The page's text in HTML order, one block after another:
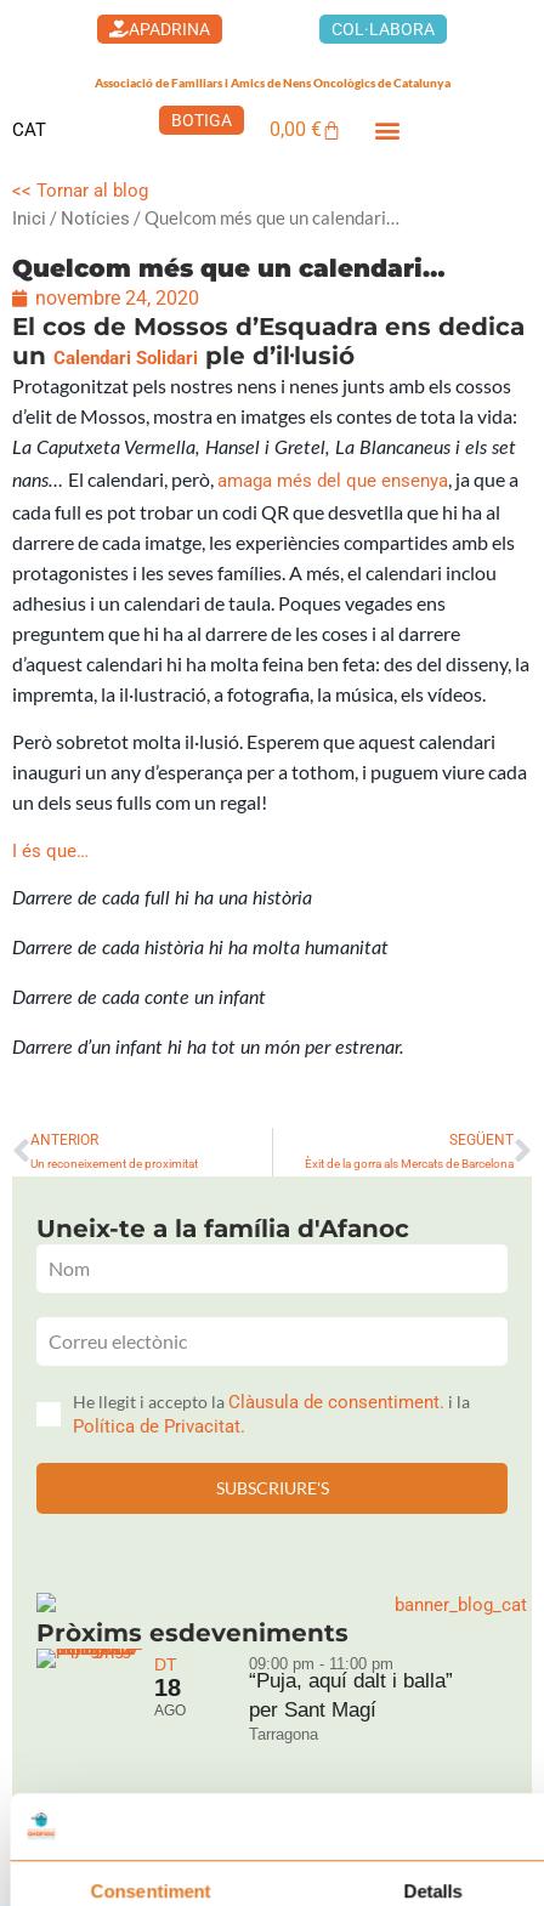
Consentiment Detalls
APADRINA COL·LABORA
Associació de Familiars i Amics de Nens Oncològics de Catalunya
CAT BOTIGA 0,00€Cistella
<< Tornar al blog
Inici / Notícies / Quelcom més que un calendari…
Quelcom més que un calendari…
novembre 24, 2020
El cos de Mossos d’Esquadra ens dedica
un Calendari Solidari ple d’il·lusió
Protagonitzat pels nostres nens i nenes junts amb els cossos
d’elit de Mossos, mostra en imatges els contes de tota la vida:
La Caputxeta Vermella, Hansel i Gretel, La Blancaneus i els set
nans… El calendari, però,amaga més del que ensenya, ja que a
cada full es pot trobar un codi QR que desvetlla que hi ha al
darrere de cada imatge, les experiències compartides amb els
protagonistes i les seves famílies. A més, el calendari inclou
adhesius i un calendari de taula. Poques vegades ens
preguntem que hi ha al darrere de les coses i al darrere
d’aquest calendari hi ha molta feina ben feta: des del disseny, la
impremta, la il·lustració, a fotografia, la música, els vídeos.
Però sobretot molta il·lusió. Esperem que aquest calendari
inauguri un any d’esperança per a tothom, i puguem viure cada
un dels seus fulls com un regal!
I és que…
Darrere de cada full hi ha una història
Darrere de cada història hi ha molta humanitat
Darrere de cada conte un infant
Darrere d’un infant hi ha tot un món per estrenar.
Prev
ANTERIOR
Un reconeixement de proximitat
SEGÜENT
Èxit de la gorra als Mercats de Barcelona
Uneix-te a la família d'Afanoc
He llegit i accepto la Clàusula de consentiment. i la
Política de Privacitat.
SUBSCRIURE'S
Pròxims esdeveniments
DT
18
AGO
09:00 pm - 11:00 pm
“Puja, aquí dalt i balla”
per Sant Magí
Tarragona
AGO
Ja és aquí: Rock&Grill